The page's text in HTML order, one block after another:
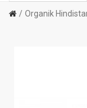
Organik